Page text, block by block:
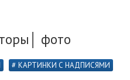
фото
КАРТИНКИ С НАДПИСЯМИ